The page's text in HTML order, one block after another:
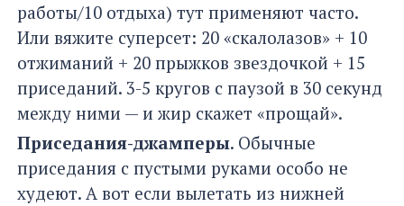
работы/10 отдыха) тут применяют часто.
Или вяжите суперсет: 20 «скалолазов» + 10
отжиманий + 20 прыжков звездочкой + 15
приседаний. 3-5 кругов с паузой в 30 секунд
между ними — и жир скажет «прощай».
Приседания-джамперы. Обычные
приседания с пустыми руками особо не
худеют. А вот если вылетать из нижней